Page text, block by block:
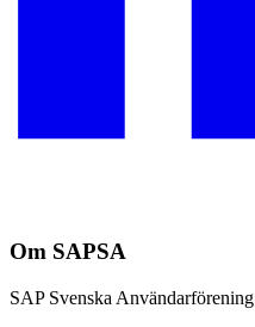
Om SAPSA
SAP Svenska Användarförening